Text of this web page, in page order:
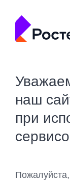
наш
при